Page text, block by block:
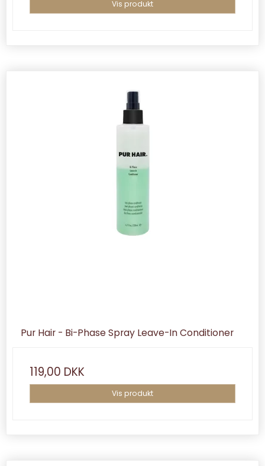
Vis produkt
Pur Hair - Bi-Phase Spray Leave-In Conditioner
119,00 DKK
Vis produkt